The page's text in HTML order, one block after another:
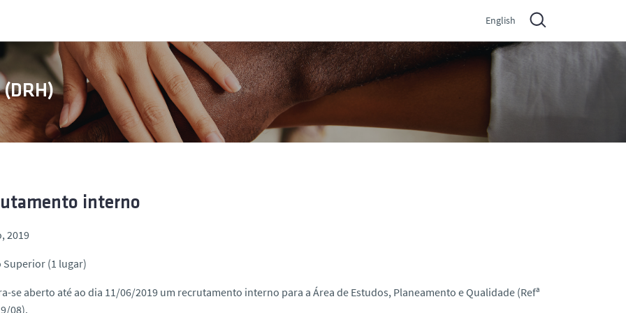
English
(DRH)
interno
2019
Superior (1 lugar)
se aberto até ao dia 11/06/2019 um recrutamento interno para a Área de Estudos, Planeamento e Qualidade (Refª
08).